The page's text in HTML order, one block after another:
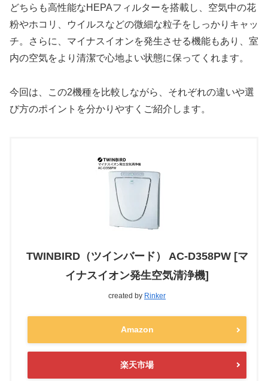
どちらも高性能なHEPAフィルターを搭載し、空気中の花
粉やホコリ、ウイルスなどの微細な粒子をしっかりキャッ
チ。さらに、マイナスイオンを発生させる機能もあり、室
内の空気をより清潔で心地よい状態に保ってくれます。
今回は、この2機種を比較しながら、それぞれの違いや選
び方のポイントを分かりやすくご紹介します。
TWINBIRD（ツインバード） AC-D358PW [マ
イナスイオン発生空気清浄機]
created by Rinker
Amazon
楽天市場